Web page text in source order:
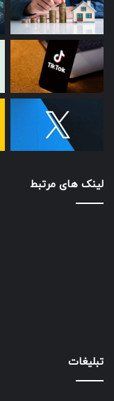
لینک های مرتبط
تبلیغات